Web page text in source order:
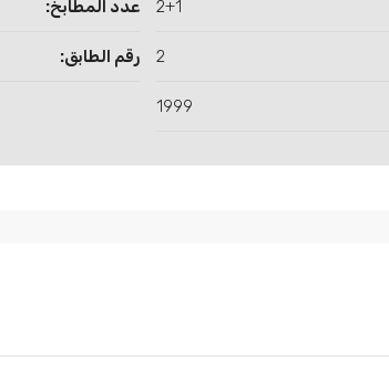
2+1
2
1999
عدد المطابخ:
رقم الطابق: